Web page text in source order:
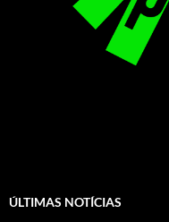
ÚLTIMAS NOTÍCIAS